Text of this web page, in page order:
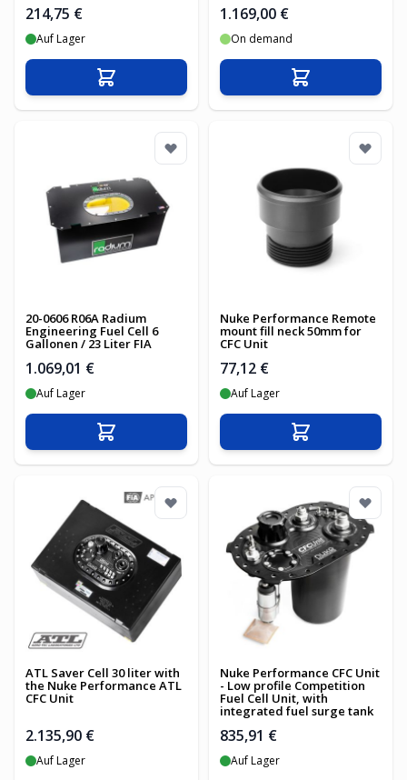
214,75 €
Auf Lager
In den Warenkorb
1.169,00 €
On demand
In den
20-0606 R06A Radium
Engineering Fuel Cell 6
Gallonen / 23 Liter FIA
1.069,01 €
Auf Lager
In den Warenkorb
Nuke Performance Remote
mount fill neck 50mm for
CFC Unit
77,12 €
Auf Lager
In den
ATL Saver Cell 30 liter with
the Nuke Performance ATL
CFC Unit
2.135,90 €
Auf Lager
Nuke Performance CFC Unit
- Low profile Competition
Fuel Cell Unit, with
integrated fuel surge tank
835,91 €
Auf Lager